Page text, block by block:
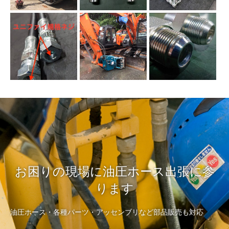
お困りの現場に油圧ホース出張に参
ります
油圧ホース・各種パーツ・アッセンブリなど部品販売も対応